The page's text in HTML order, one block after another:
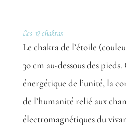
Les 12 chakras
Le chakra de l’étoile
3o cm au-dessous des pieds.
énergétique de l’unité, la
de l’humanité relié aux
électromagnétiques du